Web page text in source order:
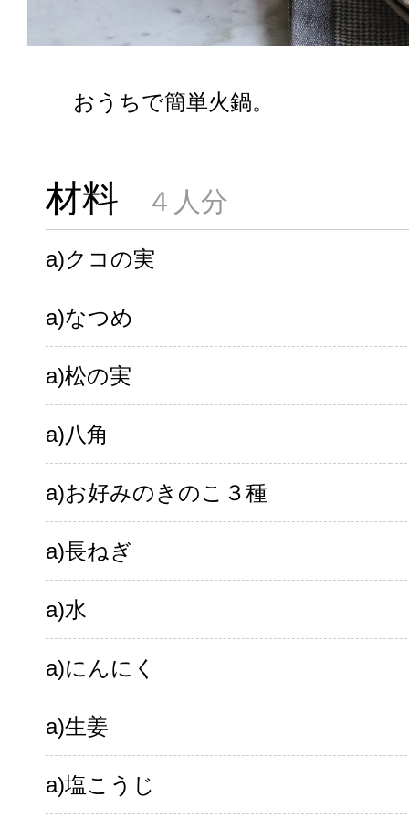
おうちで簡単火鍋。
材料 ４人分
a)クコの実
a)なつめ
a)松の実
a)八角
a)お好みのきのこ３種
a)長ねぎ
a)水
a)にんにく
a)生姜
a)塩こうじ